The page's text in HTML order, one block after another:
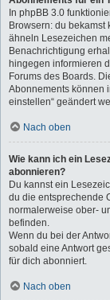
In phpBB 3.0
Browsern: du
ähneln Lesezeichen
Benachrichtigung
hingegen informieren
Forums des Boards.
Abonnements können
einstellen“ geändert
Nach oben
Wie kann ich ein
abonnieren?
Du kannst ein
du die entsprechende
normalerweise ober-
befinden.
Wenn du bei der
sobald eine Antwort
für dich abonniert.
Nach oben